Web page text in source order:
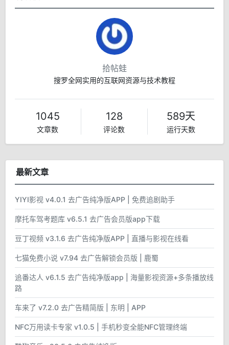
拾帖蛙
搜罗全网实用的互联网资源与技术教程
1045
文章数
128
评论数
589天
运行天数
最新文章
YIYI影视 v4.0.1 去广告纯净版APP | 免费追剧助手
摩托车驾考题库 v6.5.1 去广告会员版app下载
豆丁视频 v3.1.6 去广告纯净版APP | 直播与影视在线看
七猫免费小说 v7.94 去广告解锁会员版 | 鹿蜀
追番达人 v6.1.5 去广告纯净版app | 海量影视资源+多条播放线
路
车来了 v7.2.0 去广告精简版 | 东明 | APP
NFC万用读卡专家 v1.0.5 | 手机秒变全能NFC管理终端